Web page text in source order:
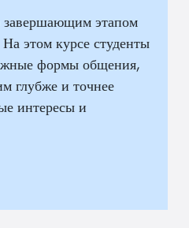
завершающим этапом
этом курсе студенты
формы общения,
глубже и точнее
интересы и